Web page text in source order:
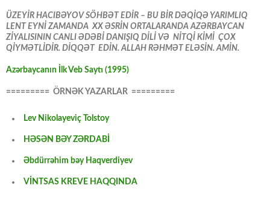
ÜZEYİR HACIBƏYOV SÖHBƏT EDİR – BU BİR DƏQİQƏ YARIMLIQ
LENT EYNİ ZAMANDA XX ƏSRİN ORTALARANDA AZƏRBAYCAN
ZİYALISININ CANLI ƏDƏBİ DANIŞIQ DİLİ VƏ NİTQİ KİMİ ÇOX
QİYMƏTLİDİR. DİQQƏT EDİN. ALLAH RƏHMƏT ELƏSİN. AMİN.
Azərbaycanın İlk Veb Saytı (1995)
========= ÖRNƏK YAZARLAR =========
Lev Nikolayeviç Tolstoy
HƏSƏN BƏY ZƏRDABİ
Əbdürrəhim bəy Haqverdiyev
VİNTSAS KREVE HAQQINDA